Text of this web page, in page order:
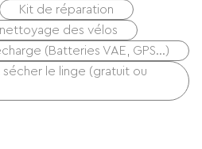
Kit de réparation
des vélos
(Batteries VAE, GPS…)
le linge (gratuit ou